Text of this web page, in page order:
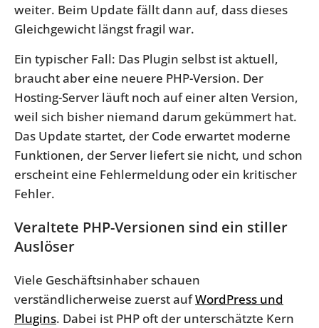
weiter. Beim Update fällt dann auf, dass dieses
Gleichgewicht längst fragil war.
Ein typischer Fall: Das Plugin selbst ist aktuell,
braucht aber eine neuere PHP-Version. Der
Hosting-Server läuft noch auf einer alten Version,
weil sich bisher niemand darum gekümmert hat.
Das Update startet, der Code erwartet moderne
Funktionen, der Server liefert sie nicht, und schon
erscheint eine Fehlermeldung oder ein kritischer
Fehler.
Veraltete PHP-Versionen sind ein stiller
Auslöser
Viele Geschäftsinhaber schauen
verständlicherweise zuerst aufWordPress und
Plugins. Dabei ist PHP oft der unterschätzte Kern